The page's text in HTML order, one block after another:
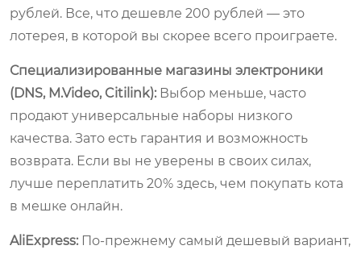
рублей. Все, что дешевле 200 рублей — это
лотерея, в которой вы скорее всего проиграете.
Специализированные магазины электроники
(DNS, M.Video, Citilink): Выбор меньше, часто
продают универсальные наборы низкого
качества. Зато есть гарантия и возможность
возврата. Если вы не уверены в своих силах,
лучше переплатить 20% здесь, чем покупать кота
в мешке онлайн.
AliExpress: По-прежнему самый дешевый вариант,